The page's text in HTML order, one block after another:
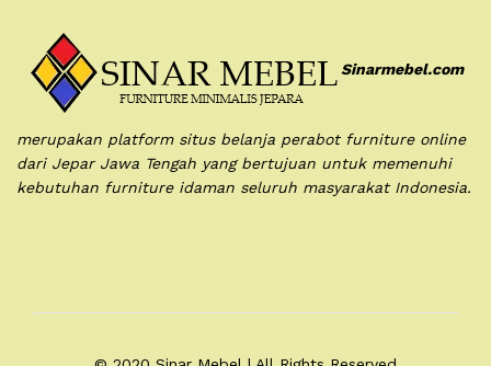
Sinarmebel.com
merupakan platform situs belanja perabot furniture online
dari Jepar Jawa Tengah yang bertujuan untuk memenuhi
kebutuhan furniture idaman seluruh masyarakat Indonesia.